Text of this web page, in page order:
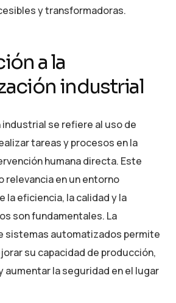
y transformadoras.
a la
industrial
se refiere al uso de
tareas y procesos en la
humana directa. Este
relevancia en un entorno
la eficiencia, la calidad y la
son fundamentales. La
sistemas automatizados permite
su capacidad de producción,
aumentar la seguridad en el lugar